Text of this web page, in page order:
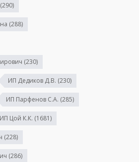
(290)
(288)
(230)
ИП Дедиков Д.В. (230)
ИП Парфенов С.А. (285)
ИП Цой К.К. (1681)
(228)
(286)